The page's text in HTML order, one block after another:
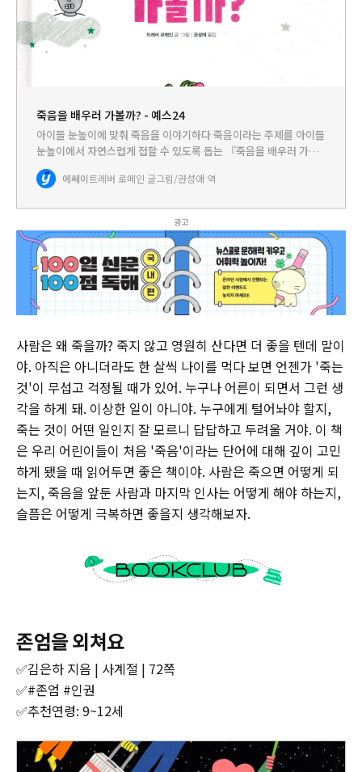
죽음을 배우러 가볼까? - 예스24
아이들 눈높이에 맞춰 죽음을 이야기하다 죽음이라는 주제를 아이들
눈높이에서 자연스럽게 접할 수 있도록 돕는 『죽음을 배우러 가볼
까?』. 어디서부터 어떻게 알려줘야 할지 막막 한 죽음 이야기를 이
해하기 쉽게 풀어 썼습니다. 저자는 이 책의 독자가 되어줄 어린이
에쎄이 트레버 로메인 글그림/권성애 역
광고
사람은 왜 죽을까? 죽지 않고 영원히 산다면 더 좋을 텐데 말이
야. 아직은 아니더라도 한 살씩 나이를 먹다 보면 언젠가 '죽는
것'이 무섭고 걱정될 때가 있어. 누구나 어른이 되면서 그런 생
각을 하게 돼. 이상한 일이 아니야. 누구에게 털어놔야 할지,
죽는 것이 어떤 일인지 잘 모르니 답답하고 두려울 거야. 이 책
은 우리 어린이들이 처음 '죽음'이라는 단어에 대해 깊이 고민
하게 됐을 때 읽어두면 좋은 책이야. 사람은 죽으면 어떻게 되
는지, 죽음을 앞둔 사람과 마지막 인사는 어떻게 해야 하는지,
슬픔은 어떻게 극복하면 좋을지 생각해보자.
존엄을 외쳐요
✅김은하 지음 | 사계절 | 72쪽
✅#존엄 #인권
✅추천연령: 9~12세